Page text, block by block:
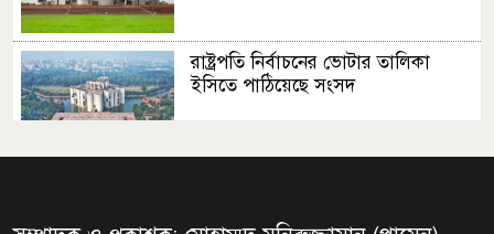
রাষ্ট্রপতি নির্বাচনের ভোটার তালিকা
ইসিতে পাঠিয়েছে সংসদ